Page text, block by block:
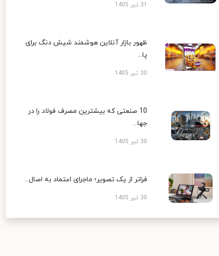
ظهور بازار آنلاین هوشمند شیش دنگ برای
پا...
30 تیر 1405
10 صنعتی که بیشترین مصرف فولاد را در
جها...
30 تیر 1405
فراتر از یک تصویر؛ ماجرای اعتماد به اصال...
30 تیر 1405